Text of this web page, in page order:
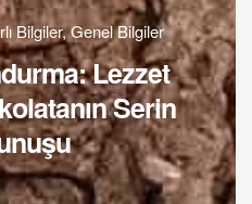
Bilgiler,Genel Bilgiler
Lezzet
Serin